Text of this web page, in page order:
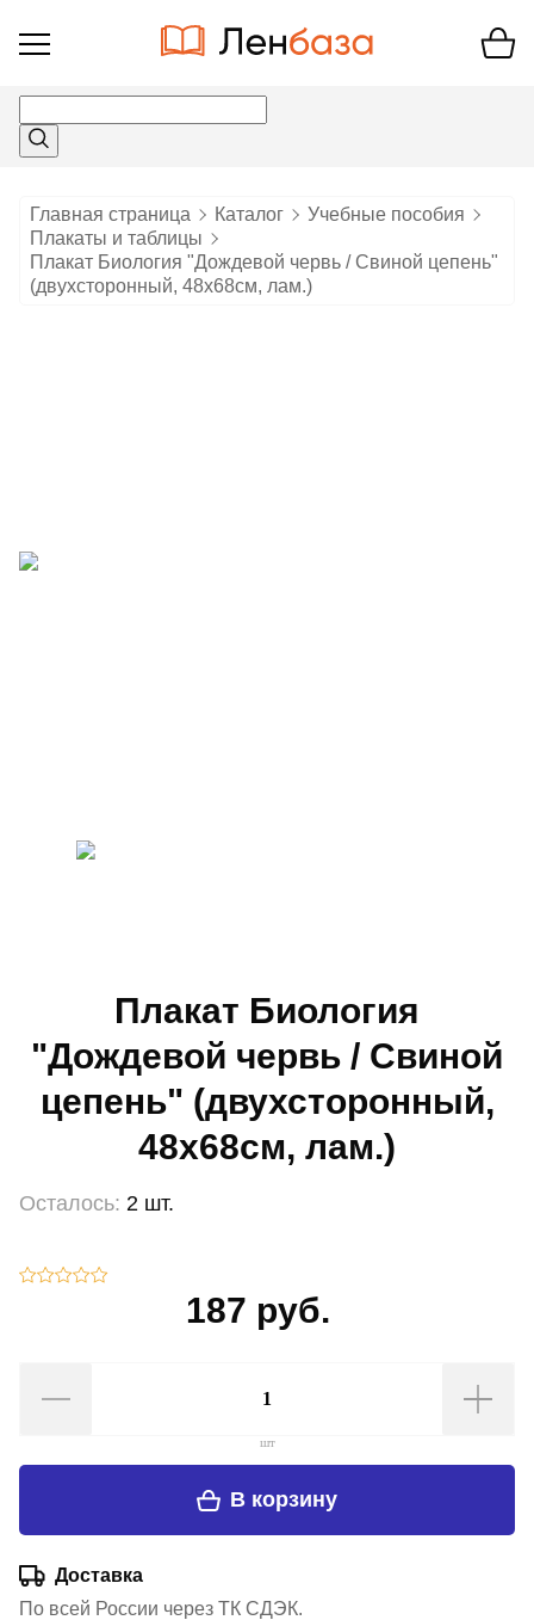
Открыть
Главная страница Каталог
Учебные пособия
Плакаты и таблицы
Плакат Биология "Дождевой червь / Свиной цепень"
(двухсторонный, 48х68см, лам.)
Плакат Биология
"Дождевой червь / Свиной
цепень" (двухсторонный,
48х68см, лам.)
Осталось: 2 шт.
187 руб.
В корзину
шт
Доставка
По всей России через ТК СДЭК.